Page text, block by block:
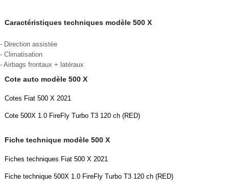
Caractéristiques techniques modèle 500 X
- Direction assistée
- Climatisation
- Airbags frontaux + latéraux
Cote auto modèle 500 X
Cotes Fiat 500 X 2021
Cote 500X 1.0 FireFly Turbo T3 120 ch (RED)
Fiche technique modèle 500 X
Fiches techniques Fiat 500 X 2021
Fiche technique 500X 1.0 FireFly Turbo T3 120 ch (RED)